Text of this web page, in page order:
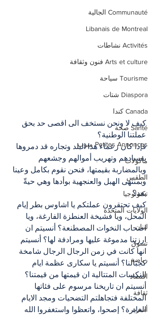
Communauté الجالية
Libanais de Montreal
Activités نشاطات
Arts et culture فنون وثقافة
Tourisme سياحة
Diaspora شتات
Canada كندا
Santé صحة
Petites Annonces مبوب
مأكولات
الطقس
تكنولوجيا
الولايات المتحدة
لبنان
تسوق
رياضة
اقتصاد
ثقافة
أسرة
كيف لا ونحن نستخف الى اقصى حد بحق
عملتنا الوطنية؟
فإذا كان زعماء هذا البلد وتجاره قد دمروها
بفسادهم وتهريب أموالهم وجشعهم
وبالمضاربة بقيمتها، فنحن نقوم بكامل وعينا
وبمنتهى الهبل والعنجهية بوأدها وهي حيةّ
بعد؟
كيف تحتقرون عملتكم يا اشاوس بطر إيام
المحل، ويا فشيخة العنطزة الفارغة، ويا
اصحاب النخوات المصطنعة؟ أنسيتم ان
ارزتنا مدموغة عليها ومرادفة لها؟ أنسيتم
انها كانت في زمن الرجال الرجال شامخة
كجبالنا؟ أنسيتم يا سكارى عظمة ايام
النكسات المتتالية ان قيمتها من قيمتنا؟
أنسيتم ان تاريخنا مرسوم على فئاتها
المختلفة فتجاهلتم التضحيات ومجد الايام
الغابرة؟ إصحوا، واتعظوا واستغفروا الله